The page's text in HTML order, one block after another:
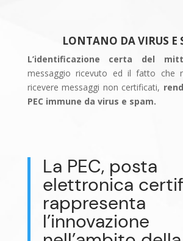
LONTANO DA VIRUS E
L’identificazione certa del
messaggio ricevuto ed il fatto che
ricevere messaggi non certificati,
PEC immune da virus e spam.
La PEC, posta
elettronica
rappresenta
l’innovazione